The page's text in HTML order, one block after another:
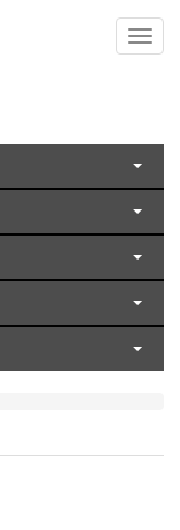
Toggle